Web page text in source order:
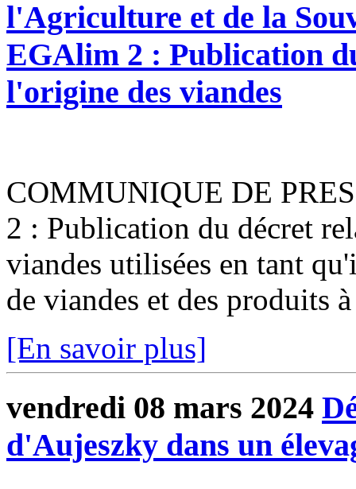
l'Agriculture et de la
EGAlim 2 : Publication
l'origine des viandes
COMMUNIQUE DE
2 : Publication du décret
viandes utilisées en tant
de viandes et des produits
[En savoir plus]
vendredi 08 mars 2024
d'Aujeszky dans un